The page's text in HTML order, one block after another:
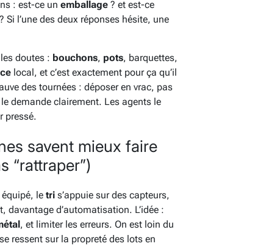
: est-ce un emballage ? et est-ce
Si l’une des deux réponses hésite, une
doutes : bouchons, pots, barquettes,
local, et c’est exactement pour ça qu’il
des tournées : déposer en vrac, pas
demande clairement. Les agents le
pressé.
savent mieux faire
“rattraper”)
le tri s’appuie sur des capteurs,
d’automatisation. L’idée :
, et limiter les erreurs. On est loin du
ressent sur la propreté des lots en